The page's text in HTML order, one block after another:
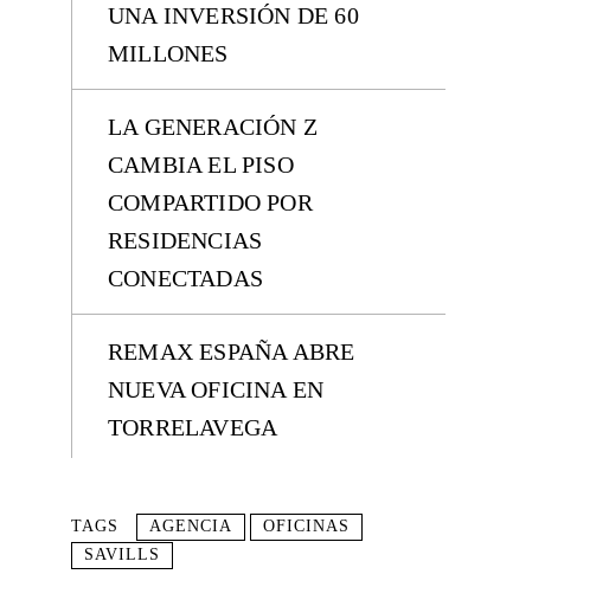
UNA INVERSIÓN DE 60
MILLONES
LA GENERACIÓN Z
CAMBIA EL PISO
COMPARTIDO POR
RESIDENCIAS
CONECTADAS
REMAX ESPAÑA ABRE
NUEVA OFICINA EN
TORRELAVEGA
TAGS AGENCIA
OFICINAS
SAVILLS